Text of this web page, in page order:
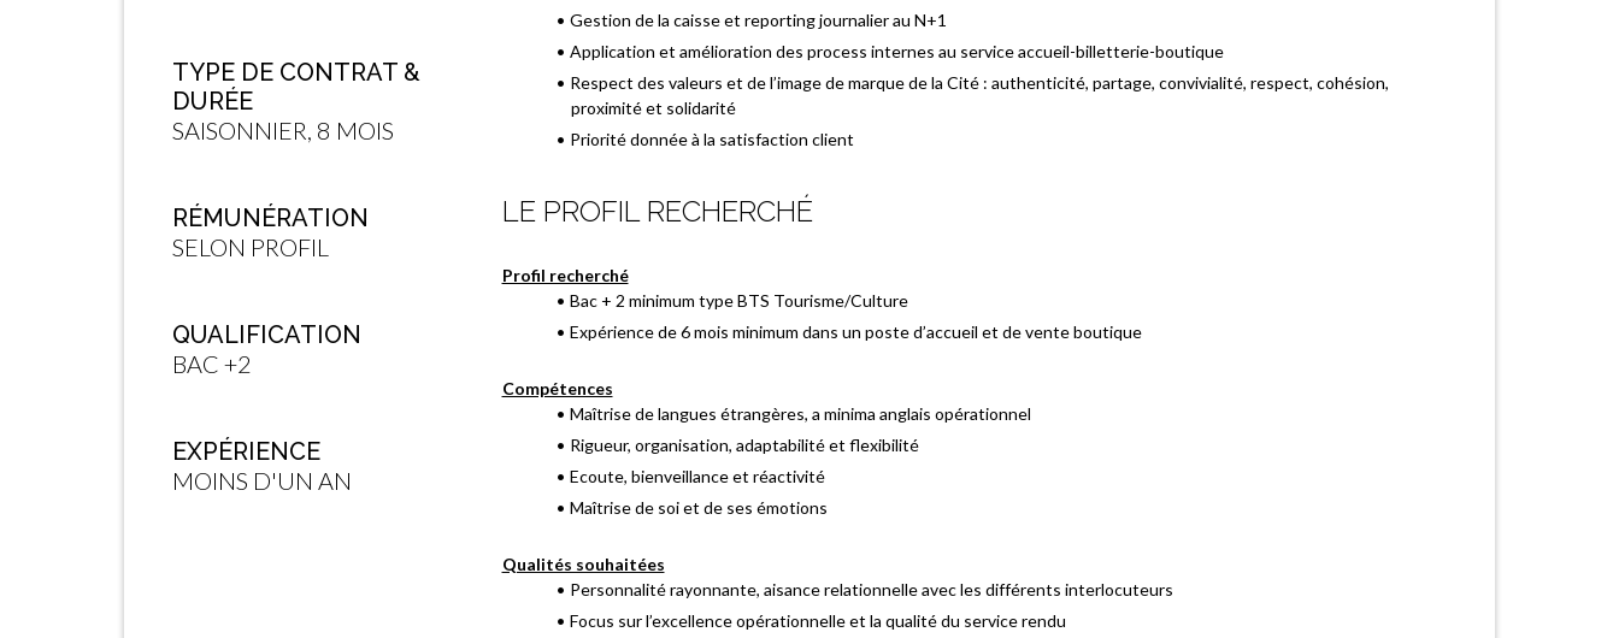
TYPE DE CONTRAT &
DURÉE
SAISONNIER, 8 MOIS
RÉMUNÉRATION
SELON PROFIL
QUALIFICATION
BAC +2
EXPÉRIENCE
MOINS D'UN AN
Gestion de la caisse et reporting journalier au N+1
Application et amélioration des process internes au service accueil-billetterie-boutique
Respect des valeurs et de l’image de marque de la Cité : authenticité, partage, convivialité, respect, cohésion,
proximité et solidarité
Priorité donnée à la satisfaction client
LE PROFIL RECHERCHÉ
Profil recherché
Bac + 2 minimum type BTS Tourisme/Culture
Expérience de 6 mois minimum dans un poste d’accueil et de vente boutique
Compétences
Maîtrise de langues étrangères, a minima anglais opérationnel
Rigueur, organisation, adaptabilité et flexibilité
Ecoute, bienveillance et réactivité
Maîtrise de soi et de ses émotions
Qualités souhaitées
Personnalité rayonnante, aisance relationnelle avec les différents interlocuteurs
Focus sur l’excellence opérationnelle et la qualité du service rendu